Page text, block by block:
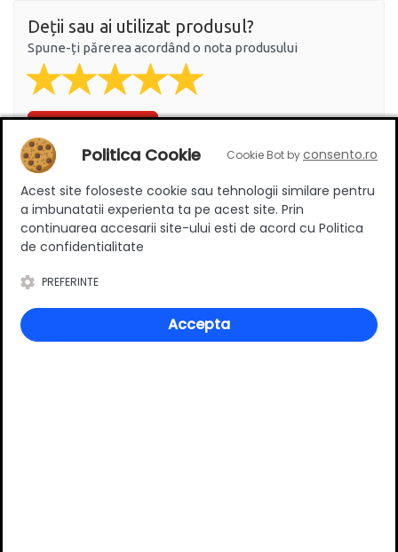
Deții sau ai utilizat produsul?
Spune-ți părerea acordând o nota produsului
Ratingul general al produsului
0 (0 review-uri)
Politica Cookie Cookie Bot byconsento.ro
Acest site foloseste cookie sau tehnologii similare pentru
a imbunatatii experienta ta pe acest site. Prin
continuarea accesarii site-ului esti de acord cu Politica
de confidentialitate
PREFERINTE
Accepta